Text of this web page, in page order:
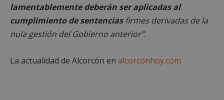
lamentablemente deberán ser aplicadas al
cumplimiento de sentenciasfirmes derivadas de la
nula gestión del Gobierno anterior”.
La actualidad de Alcorcón en alcorconhoy.com
Cookies de
preferencias
Cookies de
funcionalidad
Cookies no clasificadas